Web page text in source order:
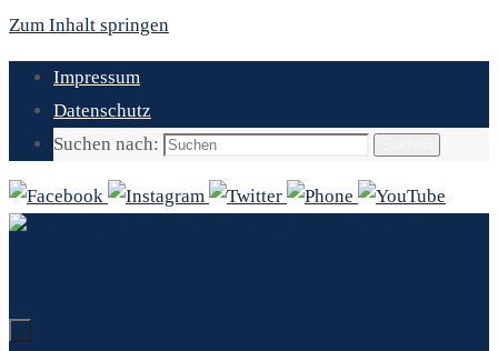
Zum Inhalt springen
Impressum
Datenschutz
Suchen nach: